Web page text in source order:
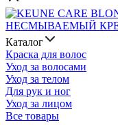
Каталог
Краска для волос
Уход за волосами
Уход за телом
Для рук и ног
Уход за лицом
Все товары